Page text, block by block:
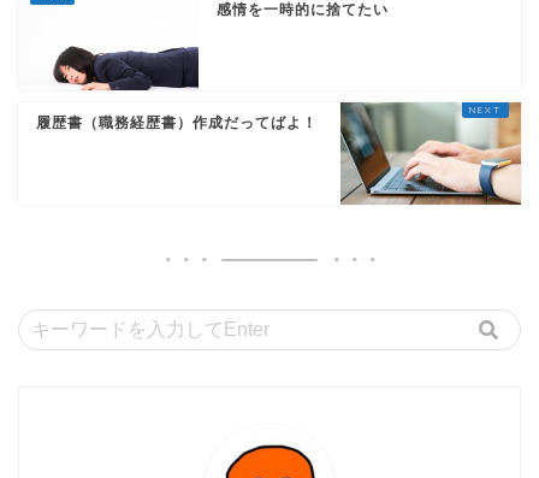
感情を一時的に捨てたい
履歴書（職務経歴書）作成だってばよ！